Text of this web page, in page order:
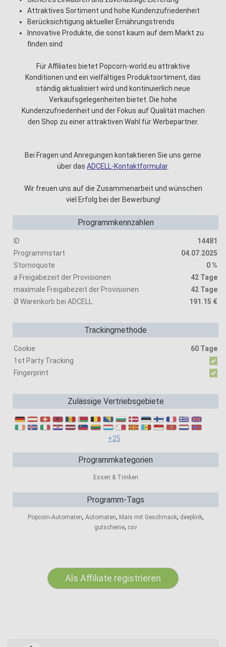
Attraktives Sortiment und hohe Kundenzufriedenheit
Berücksichtigung aktueller Ernährungstrends
Innovative Produkte, die sonst kaum auf dem Markt zu
finden sind
Für Affiliates bietet Popcorn-world.eu attraktive
Konditionen und ein vielfältiges Produktsortiment, das
ständig aktualisiert wird und kontinuierlich neue
Verkaufsgelegenheiten bietet. Die hohe
Kundenzufriedenheit und der Fokus auf Qualität machen
den Shop zu einer attraktiven Wahl für Werbepartner.
Bei Fragen und Anregungen kontaktieren Sie uns gerne
über das ADCELL-Kontaktformular.
Wir freuen uns auf die Zusammenarbeit und wünschen
viel Erfolg bei der Bewerbung!
Programmkennzahlen
ID
14481
Programmstart
04.07.2025
Stornoquote
0 %
ø Freigabezeit der Provisionen
42 Tage
maximale Freigabezeit der Provisionen
42 Tage
Ø Warenkorb bei ADCELL:
191.15 €
Trackingmethode
Cookie
60 Tage
1st Party Tracking
Fingerprint
Zulässige Vertriebsgebiete
+25
Programmkategorien
Essen & Trinken
Programm-Tags
Popcorn-Automaten, Automaten, Mais mit Geschmack, deeplink,
gutscheine, csv
Als Affiliate registrieren